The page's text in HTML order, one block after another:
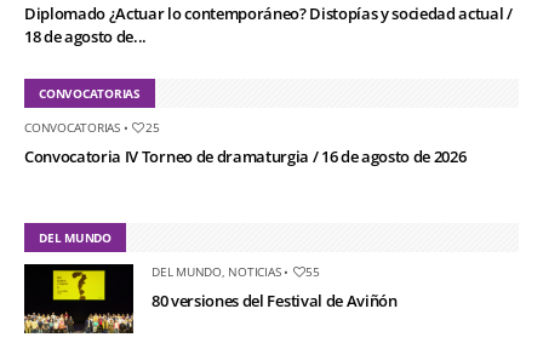
Diplomado ¿Actuar lo contemporáneo? Distopías y sociedad actual /
18 de agosto de...
CONVOCATORIAS
CONVOCATORIAS• 25
Convocatoria IV Torneo de dramaturgia / 16 de agosto de 2026
DEL MUNDO
DEL MUNDO, NOTICIAS• 55
80 versiones del Festival de Aviñón